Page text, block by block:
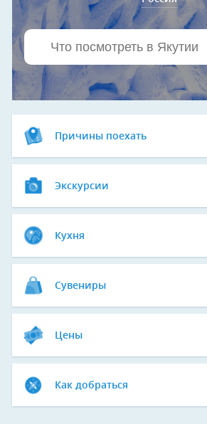
Причины поехать
Экскурсии
Кухня
Сувениры
Цены
Как добраться